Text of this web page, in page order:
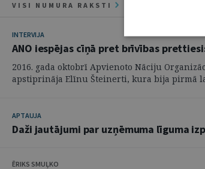
VISI NUMURA RAKSTI
INTERVIJA
ANO iespējas cīņā pret brīvības
2016. gada oktobrī Apvienoto Nāciju
apstiprināja Elīnu Šteinerti, kura bija pirmā
APTAUJA
Daži jautājumi par uzņēmuma līguma
ĒRIKS SMUĻKO